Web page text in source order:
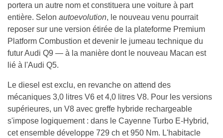
portera un autre nom et constituera une voiture à part
entière. Selon autoevolution, le nouveau venu pourrait
reposer sur une version étirée de la plateforme Premium
Platform Combustion et devenir le jumeau technique du
futur Audi Q9 — à la manière dont le nouveau Macan est
lié à l'Audi Q5.
Le diesel est exclu, en revanche on attend des
mécaniques 3,0 litres V6 et 4,0 litres V8. Pour les versions
supérieures, un V8 avec greffe hybride rechargeable
s'impose logiquement : dans le Cayenne Turbo E-Hybrid,
cet ensemble développe 729 ch et 950 Nm. L'habitacle